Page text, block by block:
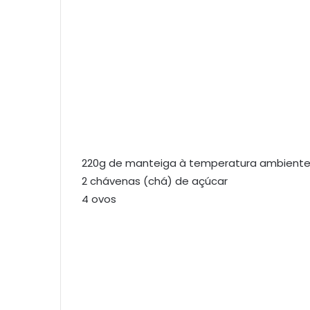
220g de manteiga à temperatura ambiente
2 chávenas (chá) de açúcar
4 ovos